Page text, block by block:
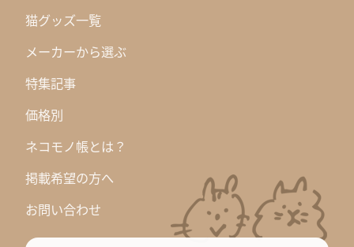
猫グッズ一覧
メーカーから選ぶ
特集記事
価格別
ネコモノ帳とは？
掲載希望の方へ
お問い合わせ